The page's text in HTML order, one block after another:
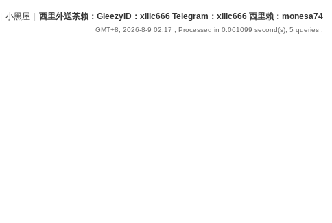
小黑屋 西里外送茶賴：GleezyID：xilic666 Telegram：xilic666 西里賴：monesa74
GMT+8, 2026-8-9 02:17 , Processed in 0.061099 second(s), 5 queries .